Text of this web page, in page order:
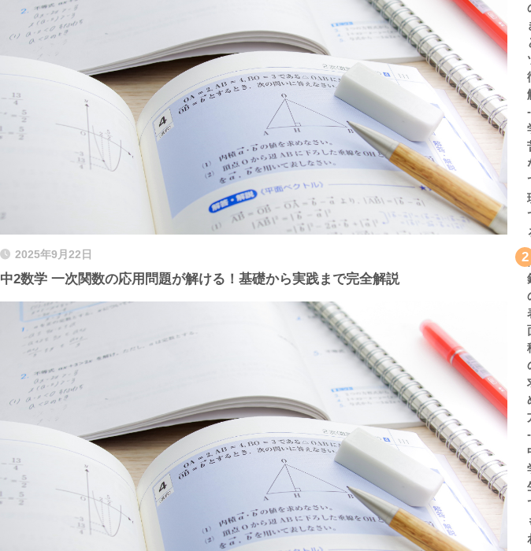
2025年9月22日
中2数学 一次関数の応用問題が解ける！基礎から実践まで完全解説
2
-